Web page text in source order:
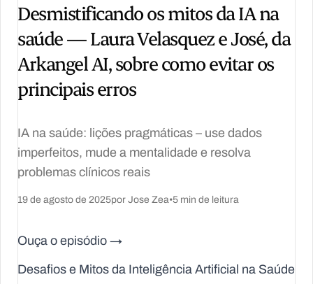
Desmistificando os mitos da IA na
saúde — Laura Velasquez e José, da
Arkangel AI, sobre como evitar os
principais erros
IA na saúde: lições pragmáticas – use dados
imperfeitos, mude a mentalidade e resolva
problemas clínicos reais
19 de agosto de 2025por Jose Zea•5 min de leitura
Ouça o episódio →
Desafios e Mitos da Inteligência Artificial na Saúde